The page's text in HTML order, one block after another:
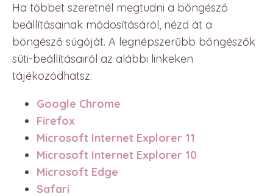
Ha többet szeretnél megtudni a böngésző
beállításainak módosításáról, nézd át a
böngésző súgóját. A legnépszerűbb böngészők
süti-beállításairól az alábbi linkeken
tájékozódhatsz:
Google Chrome
Firefox
Microsoft Internet Explorer 11
Microsoft Internet Explorer 10
Microsoft Edge
Safari